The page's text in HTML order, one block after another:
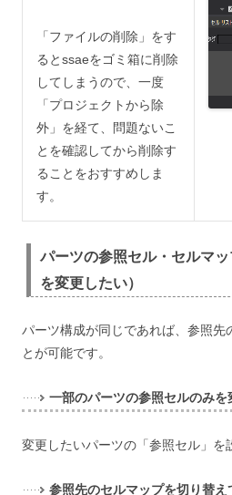
「ファイルの削除」をす
るとssaeをゴミ箱に削除
してしまうので、一度
「プロジェクトから除
外」を経て、問題ないこ
とを確認してから削除す
ることをおすすめしま
す。
パーツの参照セル・セルマ
を変更したい）
パーツ構成が同じであれば、参照先
とが可能です。
一部のパーツの参照セルのみを
変更したいパーツの「参照セル」を
参照先のセルマップを切り替